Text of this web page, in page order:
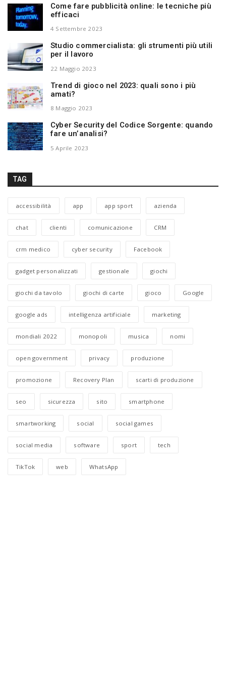
Come fare pubblicità online: le tecniche più
efficaci
4 Settembre 2023
Studio commercialista: gli strumenti più utili
per il lavoro
22 Maggio 2023
Trend di gioco nel 2023: quali sono i più
amati?
8 Maggio 2023
Cyber Security del Codice Sorgente: quando
fare un’analisi?
5 Aprile 2023
TAG
accessibilità app app sport azienda
chat clienti comunicazione CRM
crm medico cyber security Facebook
gadget personalizzati gestionale giochi
giochi da tavolo giochi di carte gioco Google
google ads intelligenza artificiale marketing
mondiali 2022 monopoli musica nomi
open government privacy produzione
promozione Recovery Plan scarti di produzione
seo sicurezza sito smartphone
smartworking social social games
social media software sport tech
TikTok web WhatsApp